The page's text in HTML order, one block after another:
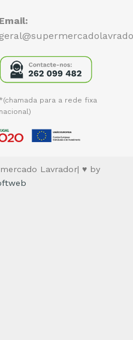
Email:
*(chamada para a rede fixa
nacional)
Lavrador| ♥ by